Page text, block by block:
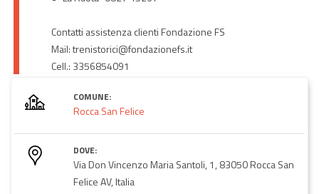
Contatti assistenza clienti Fondazione FS
Mail: trenistorici@fondazionefs.it
Cell.: 3356854091
COMUNE:
Rocca San Felice
DOVE:
Via Don Vincenzo Maria Santoli, 1, 83050 Rocca San
Felice AV, Italia